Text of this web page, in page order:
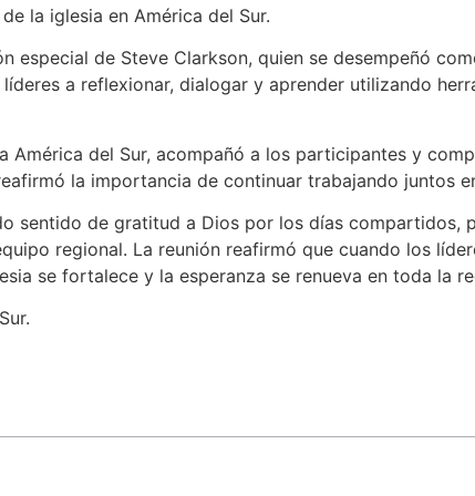
la iglesia en América del Sur.
especial de Steve Clarkson, quien se desempeñó
a reflexionar, dialogar y aprender utilizando
América del Sur, acompañó a los participantes y
la importancia de continuar trabajando juntos
sentido de gratitud a Dios por los días compartidos,
regional. La reunión reafirmó que cuando los
se fortalece y la esperanza se renueva en toda la